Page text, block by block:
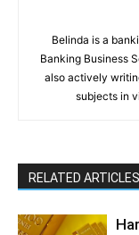
Belinda is a
Banking Business
also actively
subjects in
RELATED ARTICLES